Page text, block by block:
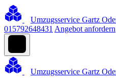
Umzugsservice Gartz
015792648431 Angebot anfordern
Umzugsservice Gartz